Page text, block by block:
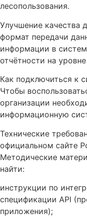
лесопользования.
Улучшение качества
формат передачи
информации в
отчётности на
Как подключиться к
Чтобы
организации
информационную
Технические
официальном сайте
Методические
найти:
инструкции по
спецификации API
приложения);